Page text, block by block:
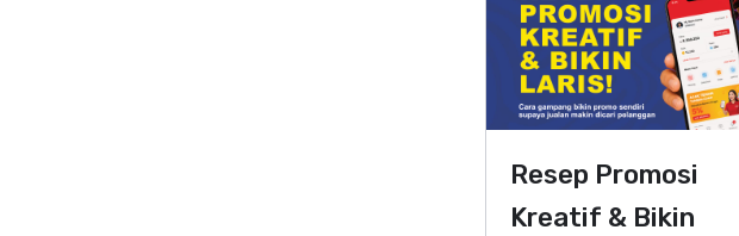
Resep Promosi
Kreatif & Bikin